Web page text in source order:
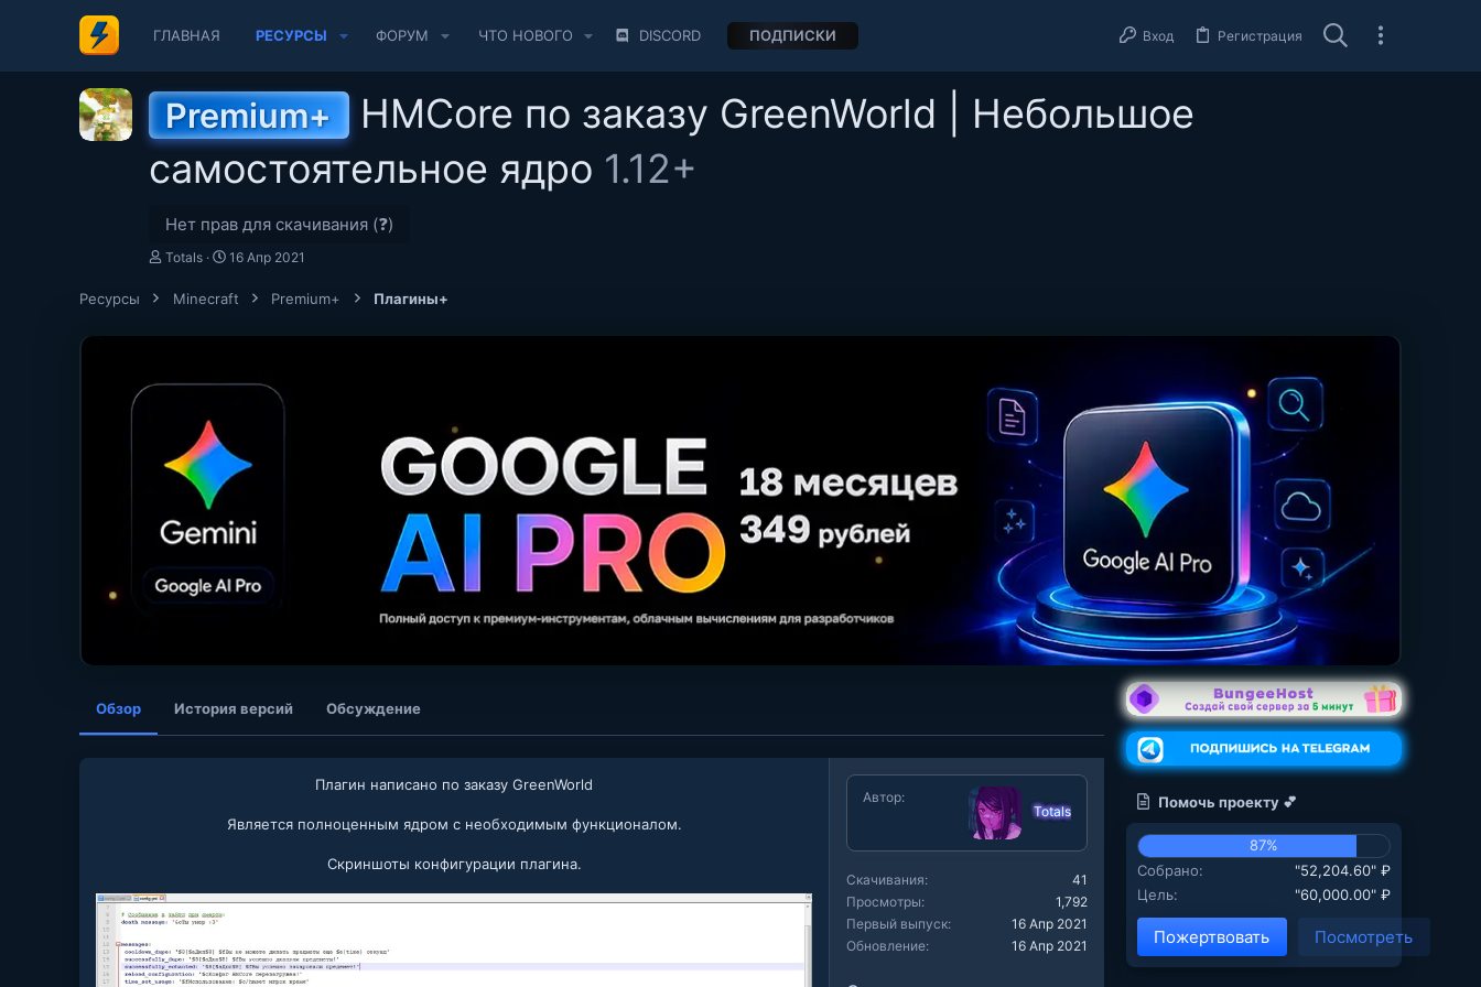
ГЛАВНАЯ РЕСУРСЫ ФОРУМ ЧТО НОВОГО DISCORD ПОДПИСКИ Вход Регистрация
Premium+
HMCore по заказу GreenWorld | Небольшое
самостоятельное ядро 1.12+
Нет прав для скачивания (❓)
А
Totals
Д
т
а
я
16 Апр 2021
Ресурсы Minecraft Premium+ Плагины+
Обзор История версий Обсуждение
Плагин написано по заказу GreenWorld
Является полноценным ядром с необходимым функционалом.
Скриншоты конфигурации плагина.
Автор
Totals
Скачивания
41
Просмотры
1,792
Первый выпуск
16 Апр 2021
Обновление
16 Апр 2021
Помочь проекту 💕
87%
Собрано
"52,204.60" ₽
Цель
"60,000.00" ₽
Пожертвовать Посмотреть